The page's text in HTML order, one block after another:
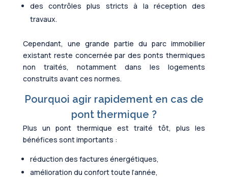
des contrôles plus stricts à la réception des
travaux.
Cependant, une grande partie du parc immobilier
existant reste concernée par des ponts thermiques
non traités, notamment dans les logements
construits avant ces normes.
Pourquoi agir rapidement en cas de
pont thermique ?
Plus un pont thermique est traité tôt, plus les
bénéfices sont importants :
réduction des factures énergétiques,
amélioration du confort toute l’année,